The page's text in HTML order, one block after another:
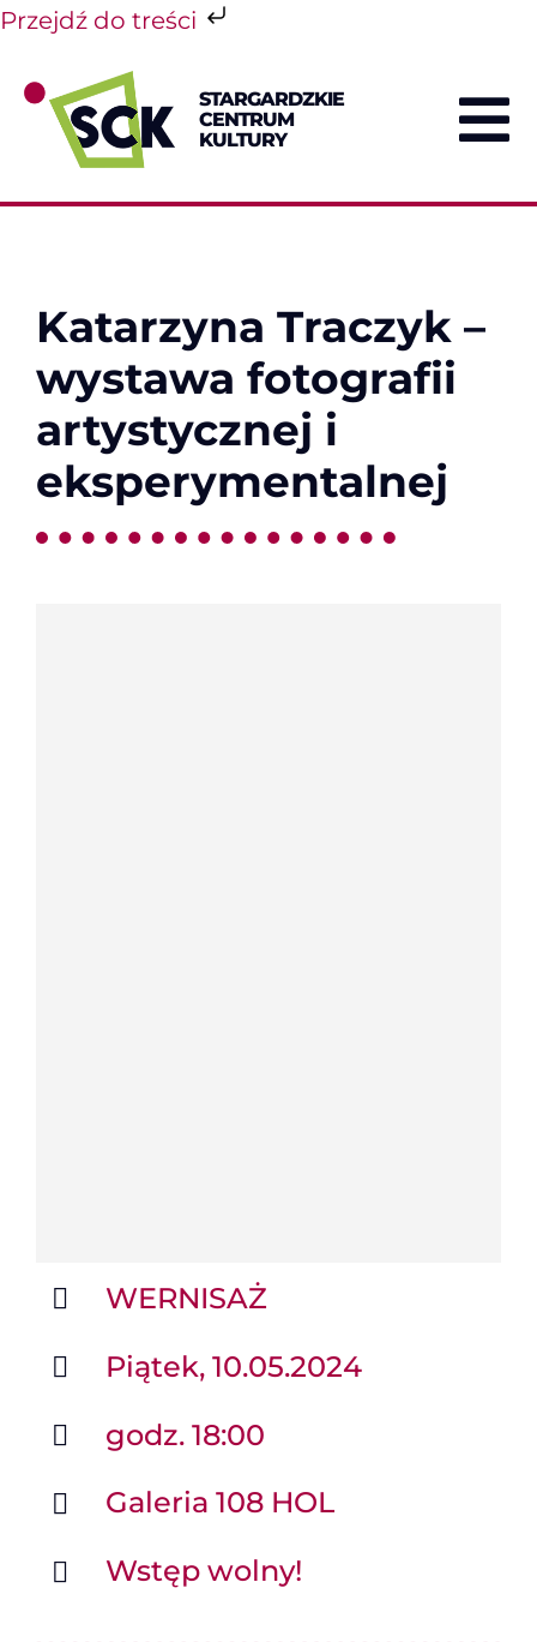
Przejdź do treści
do
zawartości
STARGARDZKIE
CENTRUM
KULTURY
Katarzyna Traczyk –
wystawa fotografii
artystycznej i
eksperymentalnej
WERNISAŻ
Piątek, 10.05.2024
godz. 18:00
Galeria 108 HOL
Wstęp wolny!